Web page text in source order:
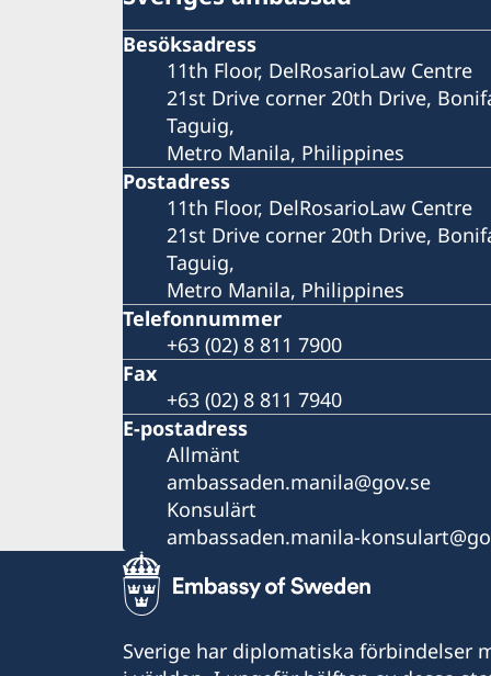
Besöksadress
11th Floor, DelRosarioLaw Centre
21st Drive corner 20th Drive,
Taguig,
Metro Manila, Philippines
Postadress
11th Floor, DelRosarioLaw Centre
21st Drive corner 20th Drive,
Taguig,
Metro Manila, Philippines
Telefonnummer
+63 (02) 8 811 7900
Fax
+63 (02) 8 811 7940
E-postadress
Allmänt
ambassaden.manila@gov.se
Konsulärt
ambassaden.manila-
Sverige har diplomatiska förbindelser